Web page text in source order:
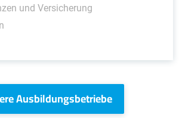
und Versicherung
Ausbildungsbetriebe